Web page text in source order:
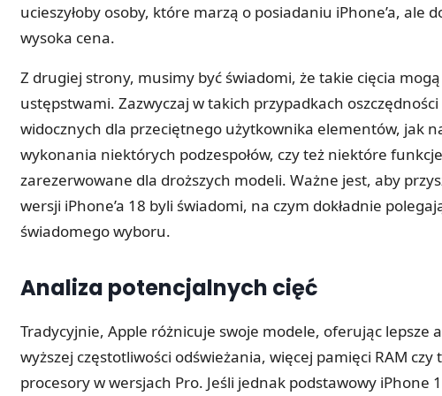
ucieszyłoby osoby, które marzą o posiadaniu iPhone’a, ale
wysoka cena.
Z drugiej strony, musimy być świadomi, że takie cięcia
ustępstwami. Zazwyczaj w takich przypadkach
widocznych dla przeciętnego użytkownika elementów, jak
wykonania niektórych podzespołów, czy też niektóre
zarezerwowane dla droższych modeli. Ważne jest, aby
wersji iPhone’a 18 byli świadomi, na czym dokładnie
świadomego wyboru.
Analiza potencjalnych cięć
Tradycyjnie, Apple różnicuje swoje modele, oferując lepsze
wyższej częstotliwości odświeżania, więcej pamięci RAM czy
procesory w wersjach Pro. Jeśli jednak podstawowy iPhone